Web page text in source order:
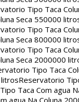
Tipo Taca
Seca 550000
Tipo Taca
Seca 800000
Tipo Taca
Seca 2000000
Tipo Taca
litrosReservatorio
Taca Com agua
agua Na Coluna